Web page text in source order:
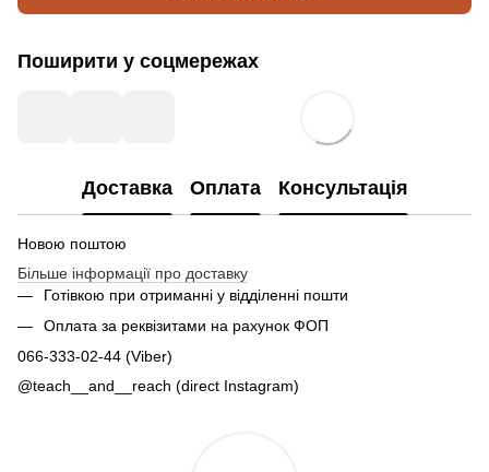
Поширити у соцмережах
Доставка Оплата Консультація
Новою поштою
Більше інформації про доставку
Готівкою при отриманні у відділенні пошти
Оплата за реквізитами на рахунок ФОП
066-333-02-44 (Viber)
@teach__and__reach (direct Instagram)